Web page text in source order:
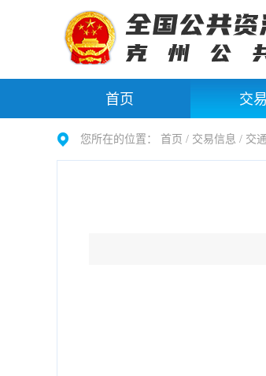
首页 交
您所在的位置： 首页 / 交易信息 / 交